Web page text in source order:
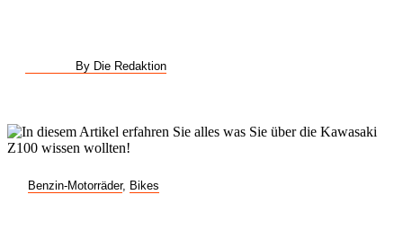
By Die Redaktion
Benzin-Motorräder, Bikes